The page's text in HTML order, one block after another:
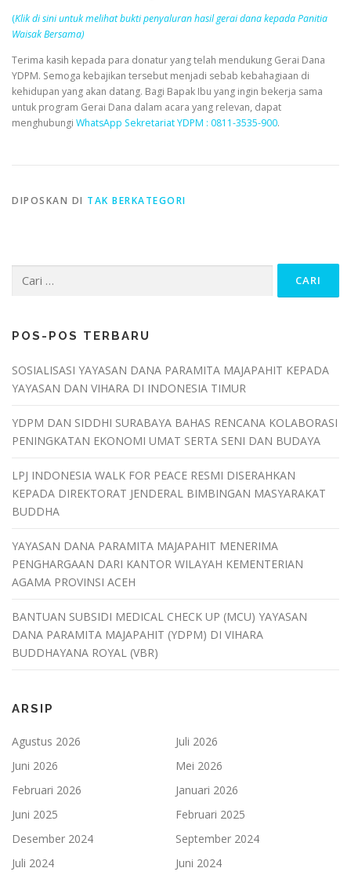
(Klik di sini untuk melihat bukti penyaluran hasil gerai dana kepada Panitia
Waisak Bersama)
Terima kasih kepada para donatur yang telah mendukung Gerai Dana
YDPM. Semoga kebajikan tersebut menjadi sebab kebahagiaan di
kehidupan yang akan datang. Bagi Bapak Ibu yang ingin bekerja sama
untuk program Gerai Dana dalam acara yang relevan, dapat
menghubungi WhatsApp Sekretariat YDPM : 0811-3535-900.
DIPOSKAN DI TAK BERKATEGORI
untuk:
POS-POS TERBARU
SOSIALISASI YAYASAN DANA PARAMITA MAJAPAHIT KEPADA
YAYASAN DAN VIHARA DI INDONESIA TIMUR
YDPM DAN SIDDHI SURABAYA BAHAS RENCANA KOLABORASI
PENINGKATAN EKONOMI UMAT SERTA SENI DAN BUDAYA
LPJ INDONESIA WALK FOR PEACE RESMI DISERAHKAN
KEPADA DIREKTORAT JENDERAL BIMBINGAN MASYARAKAT
BUDDHA
YAYASAN DANA PARAMITA MAJAPAHIT MENERIMA
PENGHARGAAN DARI KANTOR WILAYAH KEMENTERIAN
AGAMA PROVINSI ACEH
BANTUAN SUBSIDI MEDICAL CHECK UP (MCU) YAYASAN
DANA PARAMITA MAJAPAHIT (YDPM) DI VIHARA
BUDDHAYANA ROYAL (VBR)
ARSIP
Agustus 2026
Juli 2026
Juni 2026
Mei 2026
Februari 2026
Januari 2026
Juni 2025
Februari 2025
Desember 2024
September 2024
Juli 2024
Juni 2024